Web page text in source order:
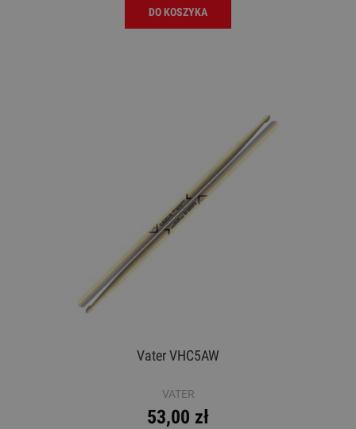
DO KOSZYKA
Vater VHC5AW
VATER
53,00 zł